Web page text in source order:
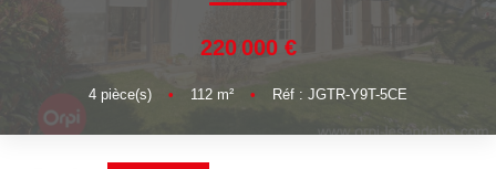
220 000 €
4 pièce(s) • 112 m² • Réf : JGTR-Y9T-5CE